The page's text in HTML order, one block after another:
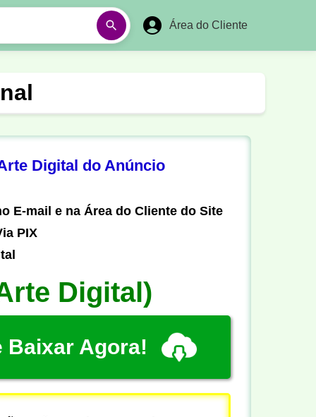
Área do Cliente
Futebol Amador Pesca
Matemática
Digital do Anúncio
E-mail e na Área do Cliente do Site
PIX
Digital)
Baixar Agora!